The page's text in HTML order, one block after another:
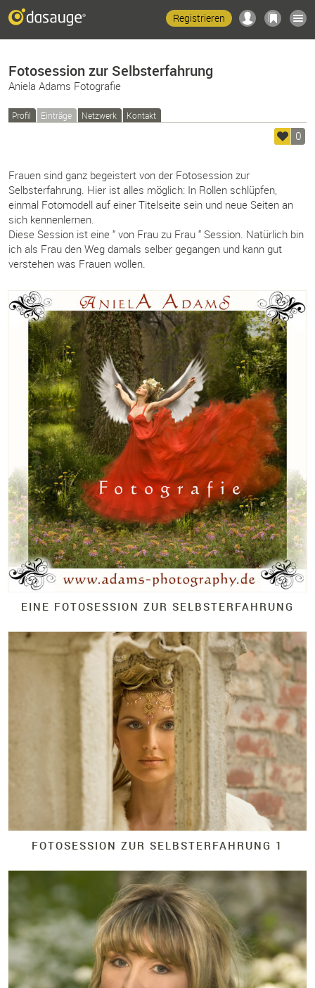
Registrieren
Fotosession zur Selbsterfahrung
Aniela Adams Fotografie
Profil Einträge Netzwerk Kontakt
0
Frauen sind ganz begeistert von der Fotosession zur
Selbsterfahrung. Hier ist alles möglich: In Rollen schlüpfen,
einmal Fotomodell auf einer Titelseite sein und neue Seiten an
sich kennenlernen.
Diese Session ist eine “ von Frau zu Frau “ Session. Natürlich bin
ich als Frau den Weg damals selber gegangen und kann gut
verstehen was Frauen wollen.
EINE FOTOSESSION ZUR SELBSTERFAHRUNG
FOTOSESSION ZUR SELBSTERFAHRUNG 1